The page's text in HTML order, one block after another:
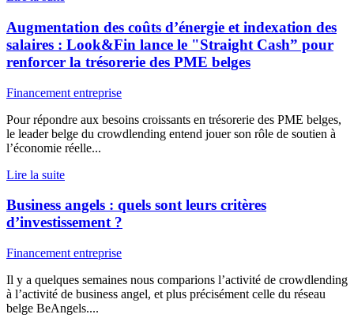
Augmentation des coûts d’énergie et indexation des
salaires : Look&Fin lance le "Straight Cash” pour
renforcer la trésorerie des PME belges
Financement entreprise
Pour répondre aux besoins croissants en trésorerie des PME belges,
le leader belge du crowdlending entend jouer son rôle de soutien à
l’économie réelle...
Lire la suite
Business angels : quels sont leurs critères
d’investissement ?
Financement entreprise
Il y a quelques semaines nous comparions l’activité de crowdlending
à l’activité de business angel, et plus précisément celle du réseau
belge BeAngels....